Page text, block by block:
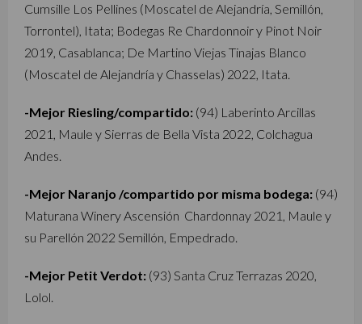
Cumsille Los Pellines (Moscatel de Alejandría, Semillón,
Torrontel), Itata; Bodegas Re Chardonnoir y Pinot Noir
2019, Casablanca; De Martino Viejas Tinajas Blanco
(Moscatel de Alejandría y Chasselas) 2022, Itata.
-Mejor Riesling/compartido: (94) Laberinto Arcillas
2021, Maule y Sierras de Bella Vista 2022, Colchagua
Andes.
-Mejor Naranjo /compartido por misma bodega: (94)
Maturana Winery Ascensión Chardonnay 2021, Maule y
su Parellón 2022 Semillón, Empedrado.
-Mejor Petit Verdot: (93) Santa Cruz Terrazas 2020,
Lolol.